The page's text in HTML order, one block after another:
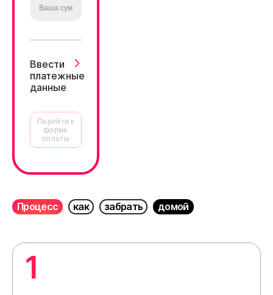
Ввести
платежные
данные
Перейти к
форме
оплаты
Процесс как забрать домой
1